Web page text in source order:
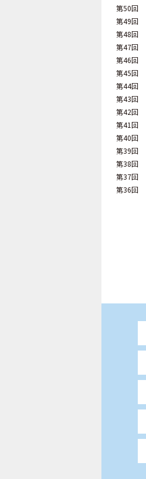
第50回
第49回
第48回
第47回
第46回
第45回
第44回
第43回
第42回
第41回
第40回
第39回
第38回
第37回
第36回